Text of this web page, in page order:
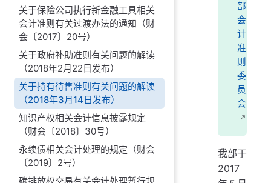
关于保险公司执行新金融工具相关
会计准则有关过渡办法的通知（财
会〔2017〕20号）
关于政府补助准则有关问题的解读
（2018年2月22日发布）
关于持有待售准则有关问题的解读
（2018年3月14日发布）
知识产权相关会计信息披露规定
（财会〔2018〕30号）
永续债相关会计处理的规定（财会
〔2019〕2号）
部
会
计
准
则
委
员
会
我部于
2017